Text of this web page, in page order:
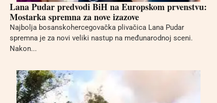
Lana Pudar predvodi BiH na Europskom prvenstvu:
Mostarka spremna za nove izazove
Najbolja bosanskohercegovačka plivačica Lana Pudar
spremna je za novi veliki nastup na međunarodnoj sceni.
Nakon...